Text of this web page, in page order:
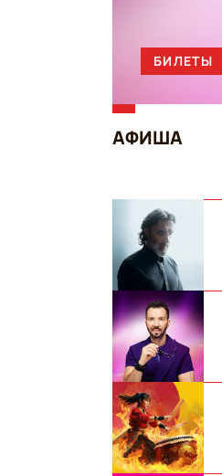
БИЛЕТЫ
АФИША